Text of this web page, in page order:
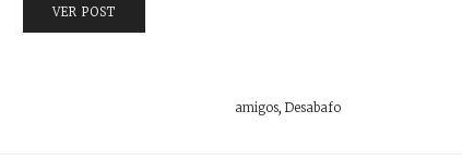
VER POST
amigos ,Desabafo